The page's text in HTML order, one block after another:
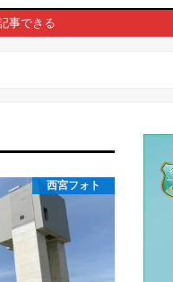
事できる
西宮フォト